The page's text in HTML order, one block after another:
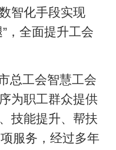
智化手段实现
，全面提升工会
总工会智慧工会
为职工群众提供
技能提升、帮扶
服务，经过多年